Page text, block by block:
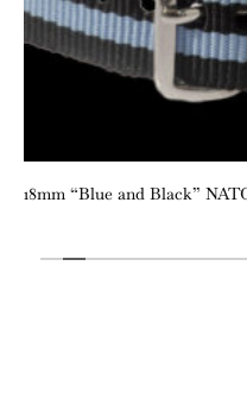
18mm “Blue and Black”